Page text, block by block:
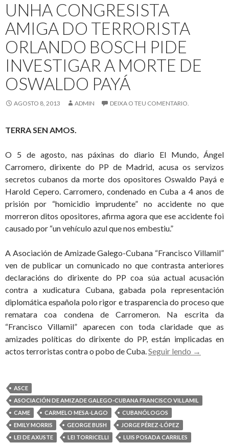
ex-
CAME
de
centro-
Europa
UNHA CONGRESISTA
AMIGA DO TERRORISTA
ORLANDO BOSCH PIDE
INVESTIGAR A MORTE DE
OSWALDO PAYÁ
AGOSTO 8, 2013 ADMIN DEIXA O TEU COMENTARIO.
TERRA SEN AMOS.
O 5 de agosto, nas páxinas do diario El Mundo, Ángel
Carromero, dirixente do PP de Madrid, acusa os servizos
secretos cubanos da morte dos opositores Oswaldo Payá e
Harold Cepero. Carromero, condenado en Cuba a 4 anos de
prisión por “homicidio imprudente” no accidente no que
morreron ditos opositores, afirma agora que ese accidente foi
causado por “un vehículo azul que nos embestiu.”
A Asociación de Amizade Galego-Cubana “Francisco Villamil”
ven de publicar un comunicado no que contrasta anteriores
declaracións do dirixente do PP coa súa actual acusación
contra a xudicatura Cubana, gabada pola representación
diplomática española polo rigor e trasparencia do proceso que
rematara coa condena de Carromeron. Na escrita da
“Francisco Villamil” aparecen con toda claridade que as
amizades políticas do dirixente do PP, están implicadas en
actos terroristas contra o pobo de Cuba.Seguir lendo UNHA
→
ASCE
ASOCIACIÓN DE AMIZADE GALEGO-CUBANA FRANCISCO VILLAMIL
CAME
CARMELO MESA-LAGO
CUBANÓLOGOS
EMILY MORRIS
GEORGE BUSH
JORGE PÉREZ-LÓPEZ
LEI DE AXUSTE
LEI TORRICELLI
LUIS POSADA CARRILES